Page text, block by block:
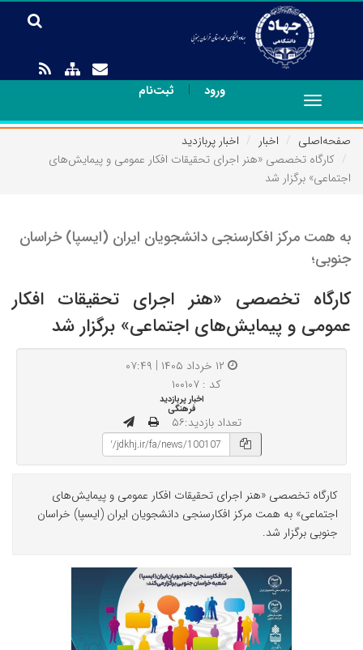
ورود | ثبت‌نام
Toggle
navigation
صفحه‌اصلی
اخبار
اخبار پربازدید
کارگاه تخصصی «هنر اجرای تحقیقات افکار عمومی و پیمایش‌های
اجتماعی» برگزار شد
به همت مرکز افکارسنجی دانشجویان ایران (ایسپا) خراسان
جنوبی؛
کارگاه تخصصی «هنر اجرای تحقیقات افکار
عمومی و پیمایش‌های اجتماعی» برگزار شد
کد : ۱۰۰۱۰۷
اخبار پربازدید
فرهنگی
تعداد بازدید:۵۶
کارگاه تخصصی «هنر اجرای تحقیقات افکار عمومی و پیمایش‌های
اجتماعی» به همت مرکز افکارسنجی دانشجویان ایران (ایسپا) خراسان
جنوبی برگزار شد.